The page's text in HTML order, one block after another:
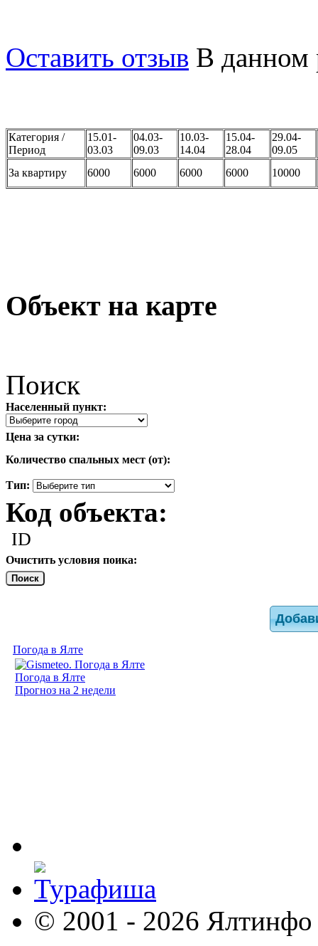
Оставить отзыв В данном
Категория /
Период
15.01-
03.03
04.03-
09.03
10.03-
14.04
15.04-
28.04
29.04-
09.05
За квартиру
6000 6000 6000 6000 10000
Объект на карте
Поиск
Населенный пункт:
Цена за сутки:
Количество спальных мест (от):
Тип:
Код объекта:
ID
Очистить условия поика:
Поиск
Погода в Ялте
Погода в Ялте
Прогноз на 2 недели
© 2001 - 2026 Ялтинфо